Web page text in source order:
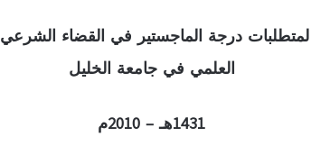
درجة الماجستير في القضاء الشرعي
العلمي في جامعة الخليل
1431هـ – 2010م